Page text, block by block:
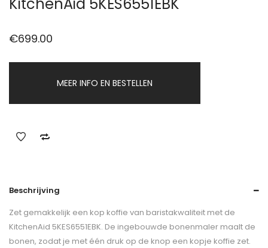
€699.00
MEER INFO EN BESTELLEN
Beschrijving
Zet gemakkelijk een kop koffie van baristakwaliteit met de
KitchenAid 5KES6551EBK. De ingebouwde bonenmaler maalt de
bonen, zodat je met één druk op de knop een kopje koffie zet.